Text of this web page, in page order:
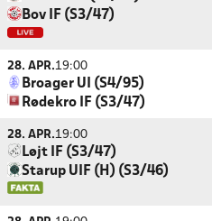
Bov IF (S3/47)
28. APR.19:00
Broager UI (S4/95)
Rødekro IF (S3/47)
28. APR.19:00
Løjt IF (S3/47)
Starup UIF (H) (S3/46)